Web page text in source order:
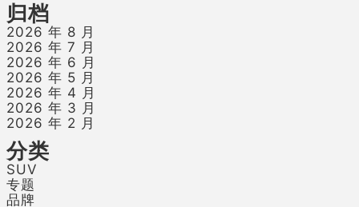
归档
2026 年 8 月
2026 年 7 月
2026 年 6 月
2026 年 5 月
2026 年 4 月
2026 年 3 月
2026 年 2 月
分类
SUV
专题
品牌